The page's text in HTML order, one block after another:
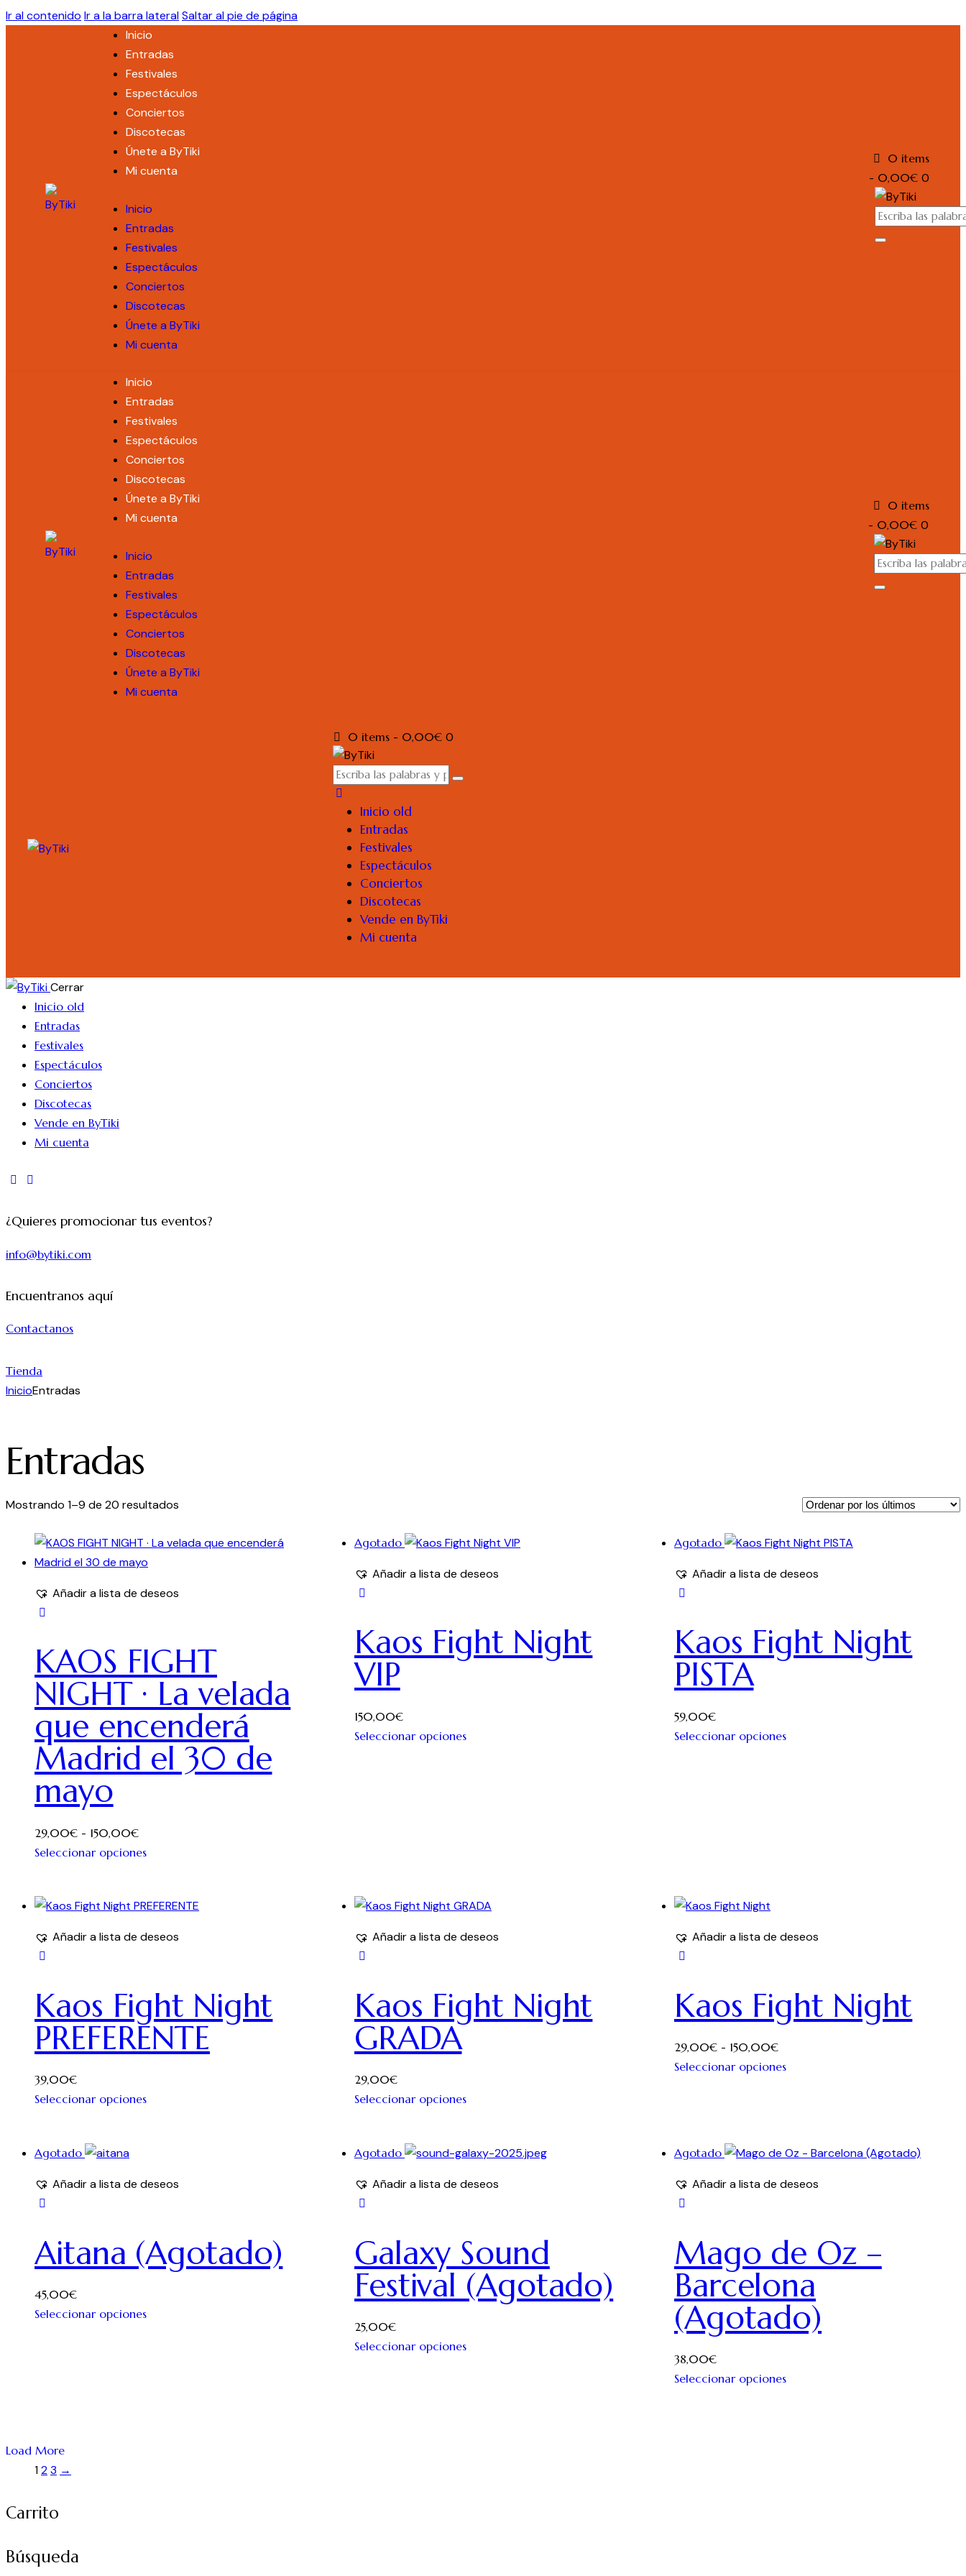
Ir al contenido Ir a la barra lateralSaltar al pie de página
Inicio
Entradas
Festivales
Espectáculos
Conciertos
Discotecas
Únete a ByTiki
Mi cuenta
Inicio
Entradas
Festivales
Espectáculos
Conciertos
Discotecas
Únete a ByTiki
Mi cuenta
0 items
- 0,00€ 0
Inicio
Entradas
Festivales
Espectáculos
Conciertos
Discotecas
Únete a ByTiki
Mi cuenta
Inicio
Entradas
Festivales
Espectáculos
Conciertos
Discotecas
Únete a ByTiki
Mi cuenta
0 items
- 0,00€ 0
0 items - 0,00€ 0
Inicio old
Entradas
Festivales
Espectáculos
Conciertos
Discotecas
Vende en ByTiki
Mi cuenta
Cerrar
Inicio old
Entradas
Festivales
Espectáculos
Conciertos
Discotecas
Vende en ByTiki
Mi cuenta
¿Quieres promocionar tus eventos?
info@bytiki.com
Encuentranos aquí
Contactanos
Tienda
InicioEntradas
Entradas
Mostrando 1–9 de 20 resultados
Añadir a lista de deseos
KAOS FIGHT
NIGHT · La velada
que encenderá
Madrid el 30 de
mayo
29,00€ - 150,00€
Seleccionar opciones
Agotado
Añadir a lista de deseos
Kaos Fight Night
VIP
150,00€
Seleccionar opciones
Agotado
Añadir a lista de deseos
Kaos Fight Night
PISTA
59,00€
Seleccionar opciones
Añadir a lista de deseos
Kaos Fight Night
PREFERENTE
39,00€
Seleccionar opciones
Añadir a lista de deseos
Kaos Fight Night
GRADA
29,00€
Seleccionar opciones
Añadir a lista de deseos
Kaos Fight Night
29,00€ - 150,00€
Seleccionar opciones
Agotado
Añadir a lista de deseos
Aitana (Agotado)
45,00€
Seleccionar opciones
Agotado
Añadir a lista de deseos
Galaxy Sound
Festival (Agotado)
25,00€
Seleccionar opciones
Agotado
Añadir a lista de deseos
Mago de Oz –
Barcelona
(Agotado)
38,00€
Seleccionar opciones
Load More
123 →
Carrito
Búsqueda